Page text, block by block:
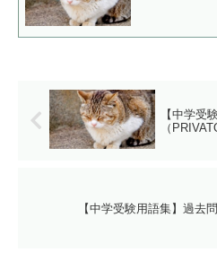
【中学受
（
【中学受験用語集】過去